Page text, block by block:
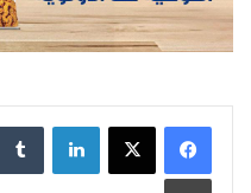
لينكدإن
طباعة